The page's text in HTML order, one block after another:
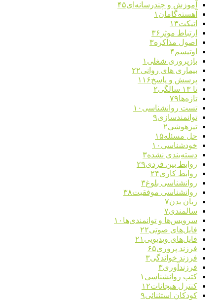
آموزش و چندرسانه‌ای۴۵
آهسته‌گامان ۱
اتیکت۱۳
ارتباط موثر ۳۶
اصول مذاکره۳
اوتیسم۴
بازپروری شغلی ۱
بیماری های روانی۲۲
پرسش و پاسخ۱۱۶
تا ۱۳ سالگی
۲
تازه‌ها۷۹
تست روانشناسی ۱۰
توانمندسازی۹
تیزهوشی۲
حل مسئله۱۵
خودشناسی ۱۰
دسته‌بندی نشده۳
روابط بین فردی۲۹
روابط کاری۲۴
روانشناسی بلوغ۳
روانشناسی موفقیت۳۸
زبان بدن۷
سالمندی۷
سرویس‌ها و توانمندی‌ها ۱۰
فایل‌های صوتی۲۲
فایل‌های ویدیویی ۲۱
فرزند پروری۶۵
فرزند خواندگی۳
فرزندآوری۳
کتب روانشناسی ۱
کنترل هیجانات۱۲
کودکان استثنائی۹